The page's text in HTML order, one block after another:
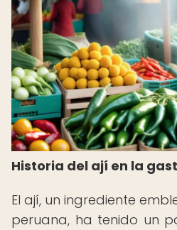
Historia del ají en la
El ají, un ingrediente
peruana, ha tenido un